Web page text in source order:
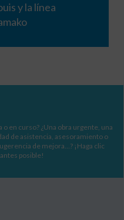
y la línea
en curso? ¿Una obra urgente, una
de asistencia, asesoramiento o
de mejora…? ¡Haga clic
posible!